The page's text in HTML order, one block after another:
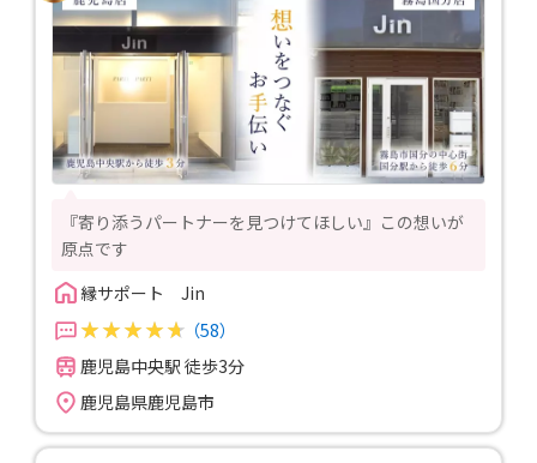
『寄り添うパートナーを見つけてほしい』この想いが
原点です
縁サポート　Jin
（58）
鹿児島中央駅 徒歩3分
鹿児島県鹿児島市